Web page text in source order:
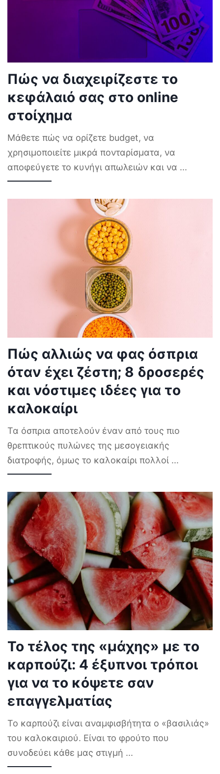
Πώς να διαχειρίζεστε το
κεφάλαιό σας στο online
στοίχημα
Μάθετε πώς να ορίζετε budget, να
χρησιμοποιείτε μικρά πονταρίσματα, να
αποφεύγετε το κυνήγι απωλειών και να ...
Πώς αλλιώς να φας όσπρια
όταν έχει ζέστη; 8 δροσερές
και νόστιμες ιδέες για το
καλοκαίρι
Τα όσπρια αποτελούν έναν από τους πιο
θρεπτικούς πυλώνες της μεσογειακής
διατροφής, όμως το καλοκαίρι πολλοί ...
Το τέλος της «μάχης» με το
καρπούζι: 4 έξυπνοι τρόποι
για να το κόψετε σαν
επαγγελματίας
Το καρπούζι είναι αναμφισβήτητα ο «βασιλιάς»
του καλοκαιριού. Είναι το φρούτο που
συνοδεύει κάθε μας στιγμή ...